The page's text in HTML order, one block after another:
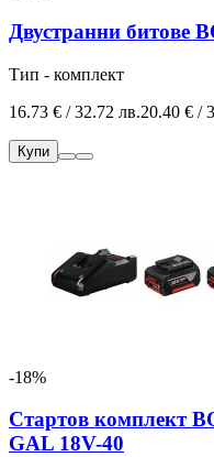
Двустранни битове
Тип - комплект
16.73 € / 32.72 лв.20.40 € /
Купи
-18%
Стартов комплект
GAL 18V-40